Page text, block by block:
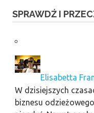
SPRAWDŹ I
Elisabetta
W dzisiejszych
biznesu